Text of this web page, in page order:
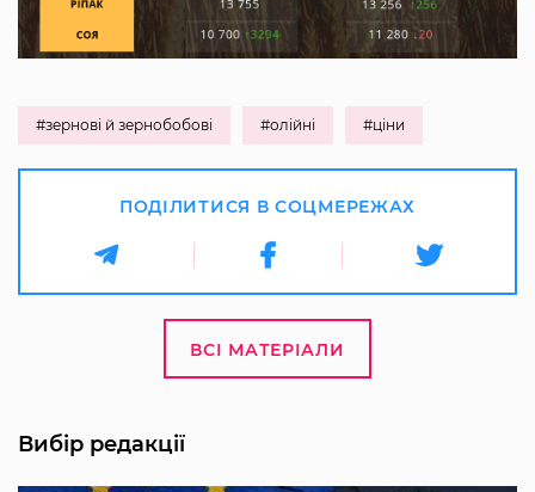
#зернові й зернобобові #олійні #ціни
ПОДІЛИТИСЯ В СОЦМЕРЕЖАХ
ВСІ МАТЕРІАЛИ
Вибір редакції